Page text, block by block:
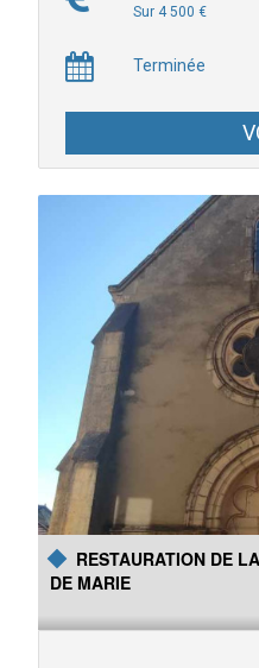
Faire réaliser par un
sur 50 ans d'histoire d'un club
Madeleine au Mans
Sur 4 500 €
Terminée
RESTAURATION DE
DE MARIE